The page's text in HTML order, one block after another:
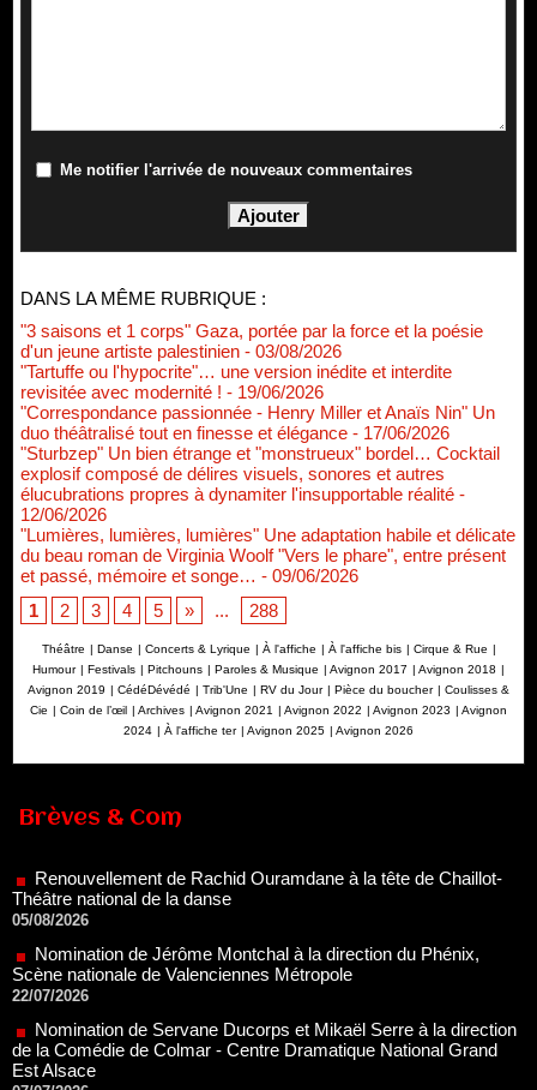
Me notifier l'arrivée de nouveaux commentaires
DANS LA MÊME RUBRIQUE :
"3 saisons et 1 corps" Gaza, portée par la force et la poésie
d'un jeune artiste palestinien - 03/08/2026
"Tartuffe ou l'hypocrite"… une version inédite et interdite
revisitée avec modernité ! - 19/06/2026
"Correspondance passionnée - Henry Miller et Anaïs Nin" Un
duo théâtralisé tout en finesse et élégance - 17/06/2026
"Sturbzep" Un bien étrange et "monstrueux" bordel… Cocktail
explosif composé de délires visuels, sonores et autres
élucubrations propres à dynamiter l'insupportable réalité -
12/06/2026
"Lumières, lumières, lumières" Une adaptation habile et délicate
du beau roman de Virginia Woolf "Vers le phare", entre présent
et passé, mémoire et songe… - 09/06/2026
1
2 3 4 5 » ... 288
Théâtre | Danse | Concerts & Lyrique | À l'affiche | À l'affiche bis | Cirque & Rue |
Humour | Festivals | Pitchouns | Paroles & Musique | Avignon 2017 | Avignon 2018 |
Avignon 2019 | CédéDévédé | Trib'Une | RV du Jour | Pièce du boucher | Coulisses &
Cie | Coin de l’œil | Archives | Avignon 2021 | Avignon 2022 | Avignon 2023 | Avignon
2024 | À l'affiche ter | Avignon 2025 | Avignon 2026
Brèves & Com
Renouvellement de Rachid Ouramdane à la tête de Chaillot-
Théâtre national de la danse
Nomination de Jérôme Montchal à la direction du Phénix,
Scène nationale de Valenciennes Métropole
22/07/2026
Nomination de Servane Ducorps et Mikaël Serre à la direction
de la Comédie de Colmar - Centre Dramatique National Grand
Est Alsace
Thomas Jolly et Laëtitia Guédon nommés à la direction du
TNP